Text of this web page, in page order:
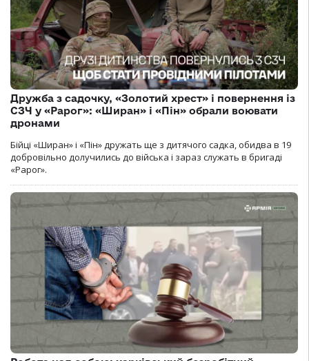
Дружба з садочку, «Золотий хрест» і повернення із
СЗЧ у «Рарог»: «Ширан» і «Пін» обрали воювати
дронами
Бійці «Ширан» і «Пін» дружать ще з дитячого садка, обидва в 19
добровільно долучились до війська і зараз служать в бригаді
«Рарог».